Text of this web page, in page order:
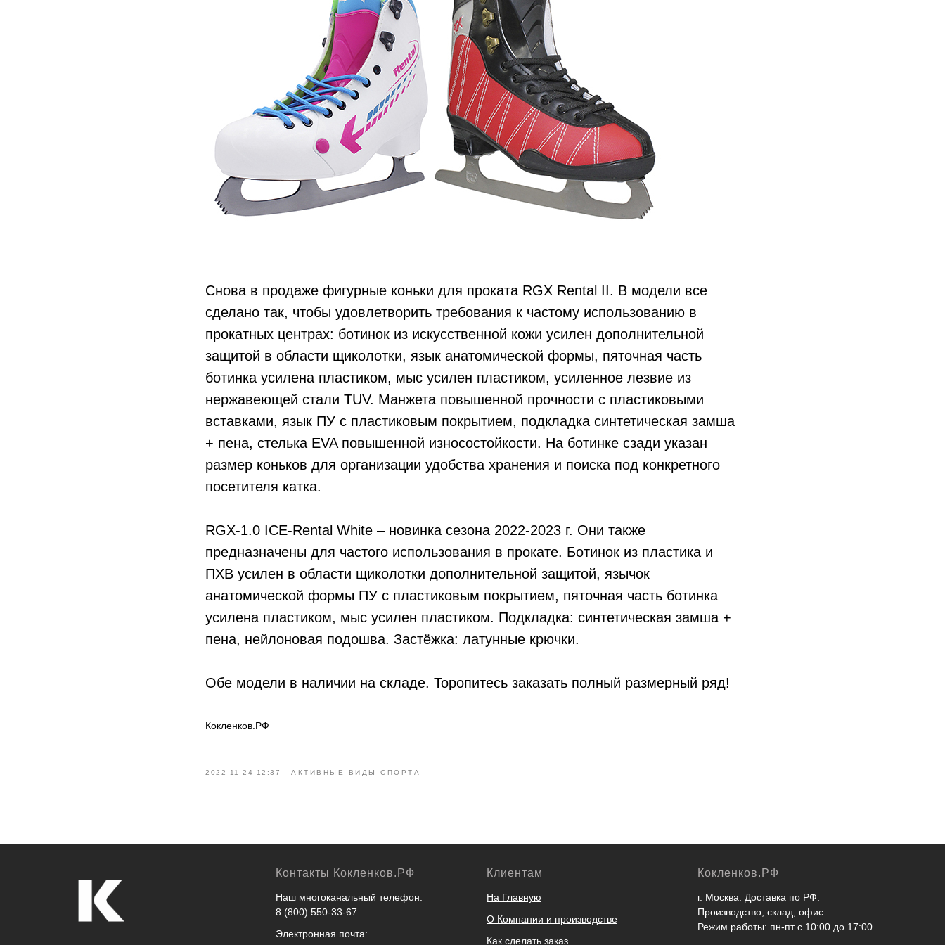
Снова в продаже фигурные коньки для проката RGX Rental II. В модели все
сделано так, чтобы удовлетворить требования к частому использованию в
прокатных центрах: ботинок из искусственной кожи усилен дополнительной
защитой в области щиколотки, язык анатомической формы, пяточная часть
ботинка усилена пластиком, мыс усилен пластиком, усиленное лезвие из
нержавеющей стали TUV. Манжета повышенной прочности с пластиковыми
вставками, язык ПУ с пластиковым покрытием, подкладка синтетическая замша
+ пена, стелька EVA повышенной износостойкости. На ботинке сзади указан
размер коньков для организации удобства хранения и поиска под конкретного
посетителя катка.
RGX-1.0 ICE-Rental White – новинка сезона 2022-2023 г. Они также
предназначены для частого использования в прокате. Ботинок из пластика и
ПХВ усилен в области щиколотки дополнительной защитой, язычок
анатомической формы ПУ с пластиковым покрытием, пяточная часть ботинка
усилена пластиком, мыс усилен пластиком. Подкладка: синтетическая замша +
пена, нейлоновая подошва. Застёжка: латунные крючки.
Обе модели в наличии на складе. Торопитесь заказать полный размерный ряд!
Кокленков.РФ
2022-11-24 12:37 АКТИВНЫЕ ВИДЫ СПОРТА
Контакты Кокленков.РФ
Наш многоканальный телефон:
8 (800) 550-33-67
Электронная почта:
Клиентам
На Главную
О Компании и производстве
Как сделать заказ
Кокленков.РФ
г. Москва. Доставка по РФ.
Производство, склад, офис
Режим работы: пн-пт с 10:00 до 17:00